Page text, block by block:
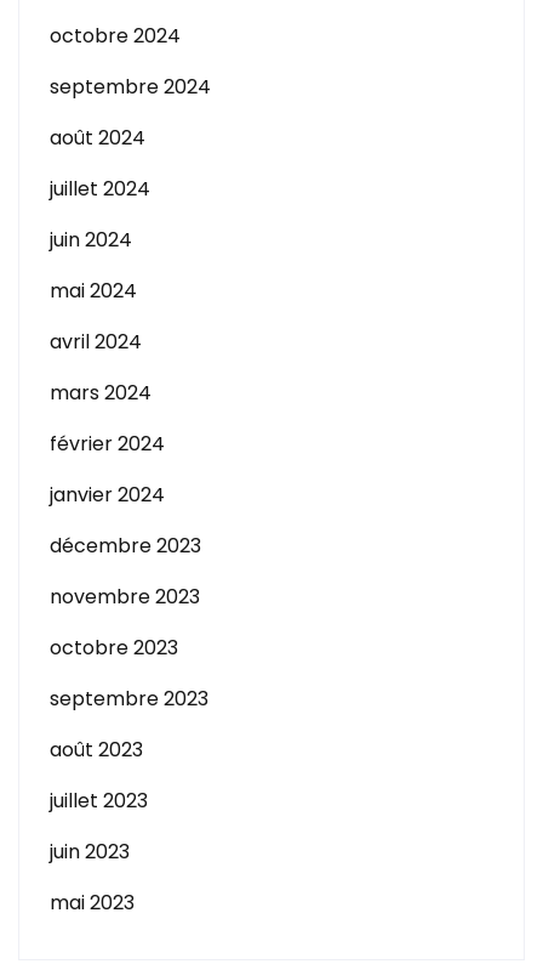
octobre 2024
septembre 2024
août 2024
juillet 2024
juin 2024
mai 2024
avril 2024
mars 2024
février 2024
janvier 2024
décembre 2023
novembre 2023
octobre 2023
septembre 2023
août 2023
juillet 2023
juin 2023
mai 2023